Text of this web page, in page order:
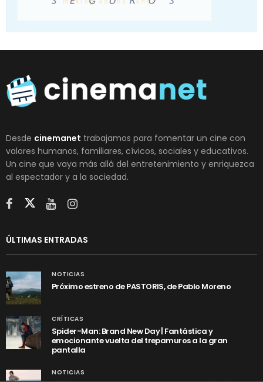
Desde cinemanet trabajamos para fomentar un cine con
valores humanos, familiares, cívicos, sociales y educativos.
Un cine que vaya más allá del entretenimiento y enriquezca
al espectador y a la sociedad.
ÚLTIMAS ENTRADAS
NOTICIAS
Próximo estreno de PASTORIS, de Pablo Moreno
CRÍTICAS
Spider-Man: Brand New Day | Fantástica y
emocionante vuelta del trepamuros a la gran
pantalla
NOTICIAS